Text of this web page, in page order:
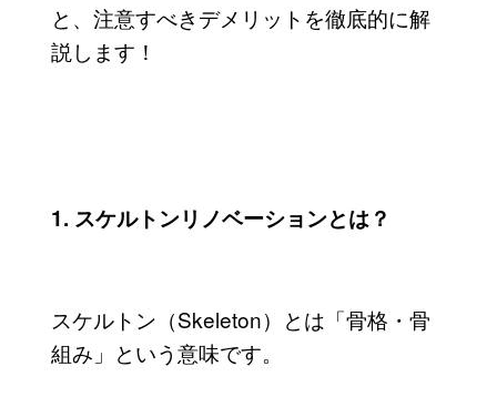
と、注意すべきデメリットを徹底的に解
説します！
1. スケルトンリノベーションとは？
スケルトン（Skeleton）とは「骨格・骨
組み」という意味です。